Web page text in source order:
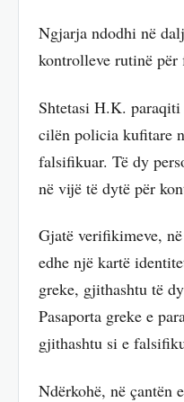
Ngjarja ndodhi në
kontrolleve rutinë
Shtetasi H.K. paraqiti
cilën policia kufitare
falsifikuar. Të dy
në vijë të dytë për
Gjatë verifikimeve,
edhe një kartë
greke, gjithashtu të
Pasaporta greke e
gjithashtu si e
Ndërkohë, në çantën